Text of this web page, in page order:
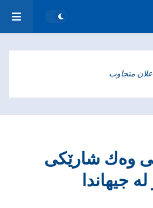
متجاوب
وەك شارێكی
جیهاندا